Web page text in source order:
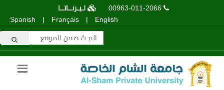
00963-011-2066
لـيـرنــاتــا
English
|
Français
|
Spanish